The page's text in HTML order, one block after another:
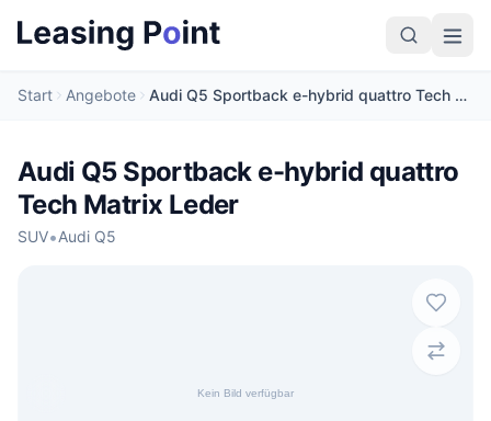
Start Angebote Audi Q5 Sportback e-hybrid quattro Tech Matrix Leder
Audi Q5 Sportback e-hybrid quattro
Tech Matrix Leder
SUV•Audi Q5